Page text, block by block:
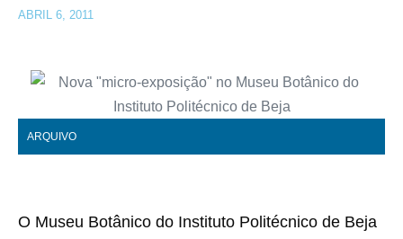
ABRIL 6, 2011
ARQUIVO
O Museu Botânico do Instituto Politécnico de Beja